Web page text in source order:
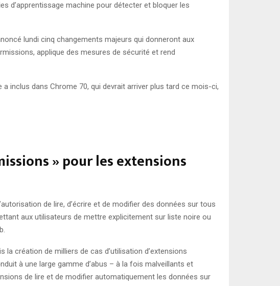
d’apprentissage machine pour détecter et bloquer les
lundi cinq changements majeurs qui donneront aux
applique des mesures de sécurité et rend
inclus dans Chrome 70, qui devrait arriver plus tard ce mois-ci,
» pour les extensions
de lire, d’écrire et de modifier des données sur tous
aux utilisateurs de mettre explicitement sur liste noire ou
la création de milliers de cas d’utilisation d’extensions
à une large gamme d’abus – à la fois malveillants et
de lire et de modifier automatiquement les données sur